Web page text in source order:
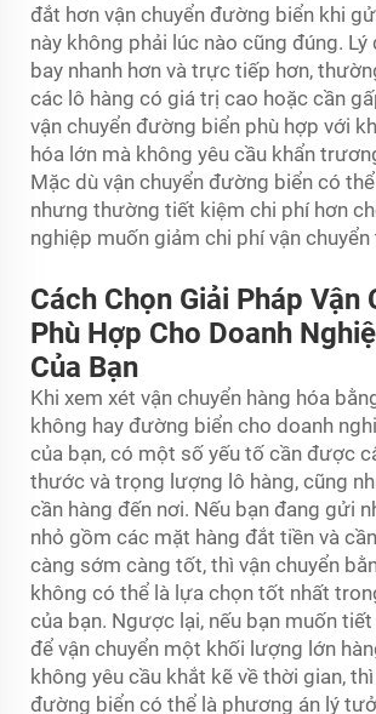
đắt hơn vận chuyển đường biển khi
này không phải lúc nào cũng đúng. Lý
bay nhanh hơn và trực tiếp hơn,
các lô hàng có giá trị cao hoặc cần
vận chuyển đường biển phù hợp với
hóa lớn mà không yêu cầu khẩn
Mặc dù vận chuyển đường biển có
nhưng thường tiết kiệm chi phí hơn
nghiệp muốn giảm chi phí vận
Cách Chọn Giải Pháp Vận
Phù Hợp Cho Doanh
Của Bạn
Khi xem xét vận chuyển hàng hóa
không hay đường biển cho doanh
của bạn, có một số yếu tố cần được
thước và trọng lượng lô hàng, cũng
cần hàng đến nơi. Nếu bạn đang gửi
nhỏ gồm các mặt hàng đắt tiền và
càng sớm càng tốt, thì vận chuyển
không có thể là lựa chọn tốt nhất
của bạn. Ngược lại, nếu bạn muốn
để vận chuyển một khối lượng lớn
không yêu cầu khắt kẽ về thời gian,
đường biển có thể là phương án lý